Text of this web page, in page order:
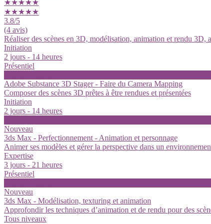
★★★★★
★★★★★
3.8/5
(4 avis)
Réaliser des scènes en 3D, modélisation, animation et rendu 3D,
Initiation
2 jours - 14 heures
Présentiel
Adobe Substance 3D Stager - Faire du Camera Mapping
Composer des scènes 3D prêtes à être rendues et présentées
Initiation
2 jours - 14 heures
Nouveau
3ds Max - Perfectionnement - Animation et personnage
Animer ses modèles et gérer la perspective dans un
Expertise
3 jours - 21 heures
Présentiel
Nouveau
3ds Max - Modélisation, texturing et animation
Approfondir les techniques d’animation et de rendu pour des
Tous niveaux